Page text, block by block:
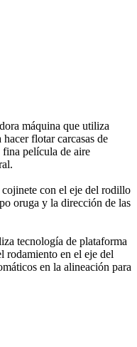
máquina que utiliza
flotar carcasas de
fina película de aire
con el eje del rodillo
oruga y la dirección de las
tecnología de plataforma
rodamiento en el eje del
en la alineación para